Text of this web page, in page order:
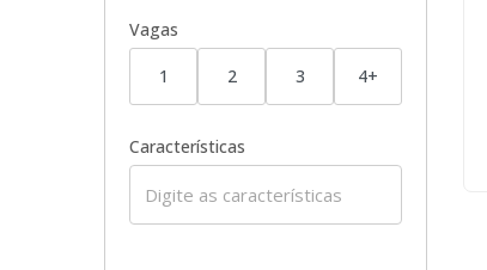
Vagas
1 2 3 4+
Características